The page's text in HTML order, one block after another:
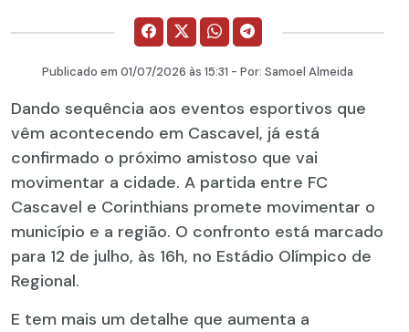
Publicado em 01/07/2026 às 15:31 - Por: Samoel Almeida
Dando sequência aos eventos esportivos que
vêm acontecendo em Cascavel, já está
confirmado o próximo amistoso que vai
movimentar a cidade. A partida entre FC
Cascavel e Corinthians promete movimentar o
município e a região. O confronto está marcado
para 12 de julho, às 16h, no Estádio Olímpico de
Regional.
E tem mais um detalhe que aumenta a